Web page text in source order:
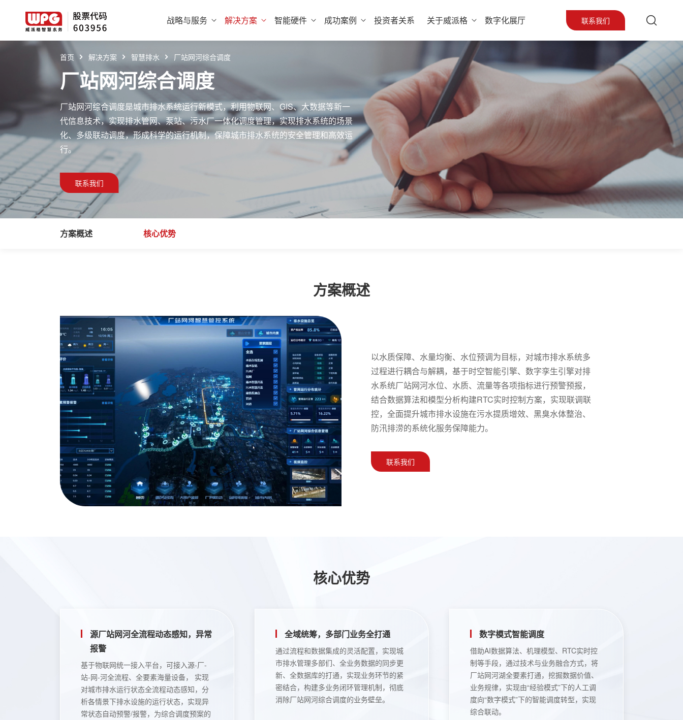
战略与服务 解决方案 智能硬件 成功案例 投资者关系 关于威派格 数字化展厅 联系我们
厂站网河综合调度
厂站网河综合调度是城市排水系统运行新模式，利用物联网、GIS、大数据等新一
代信息技术，实现排水管网、泵站、污水厂一体化调度管理，实现排水系统的场景
化、多级联动调度，形成科学的运行机制，保障城市排水系统的安全管理和高效运
行。
联系我们
首页 解决方案 智慧排水 厂站网河综合调度
方案概述 核心优势
方案概述
以水质保障、水量均衡、水位预调为目标，对城市排水系统多
过程进行耦合与解耦，基于时空智能引擎、数字孪生引擎对排
水系统厂站网河水位、水质、流量等各项指标进行预警预报，
结合数据算法和模型分析构建RTC实时控制方案，实现联调联
控，全面提升城市排水设施在污水提质增效、黑臭水体整治、
防汛排涝的系统化服务保障能力。
联系我们
核心优势
源厂站网河全流程动态感知，异常
报警
基于物联网统一接入平台，可接入源-厂-
站-网-河全流程、全要素海量设备， 实现
对城市排水运行状态全流程动态感知，分
析各情景下排水设施的运行状态，实现异
常状态自动预警/报警，为综合调度预案的
全域统筹，多部门业务全打通
通过流程和数据集成的灵活配置，实现城
市排水管理多部们、全业务数据的同步更
新、全数据库的打通，实现业务环节的紧
密结合，构建多业务闭环管理机制，彻底
消除厂站网河综合调度的业务壁垒。
数字模式智能调度
借助AI数据算法、机理模型、RTC实时控
制等手段，通过技术与业务融合方式，将
厂站网河湖全要素打通，挖掘数据价值、
业务规律，实现由“经验模式”下的人工调
度向“数字模式”下的智能调度转型，实现
综合联动。